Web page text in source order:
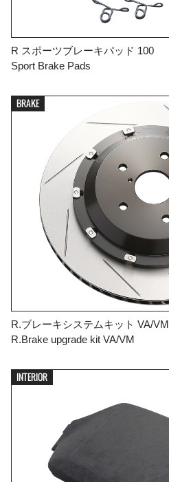
R スポーツブレーキパッド 100
Sport Brake Pads
BRAKE
R.ブレーキシステムキット VA/VM
R.Brake upgrade kit VA/VM
INTERIOR